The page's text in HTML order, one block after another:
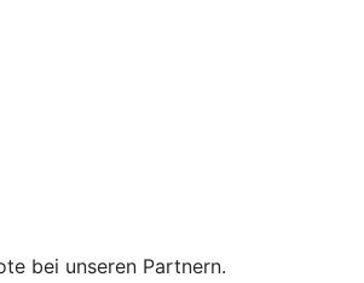
bei unseren Partnern.